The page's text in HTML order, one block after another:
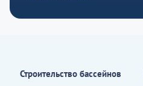
Строительство бассейнов